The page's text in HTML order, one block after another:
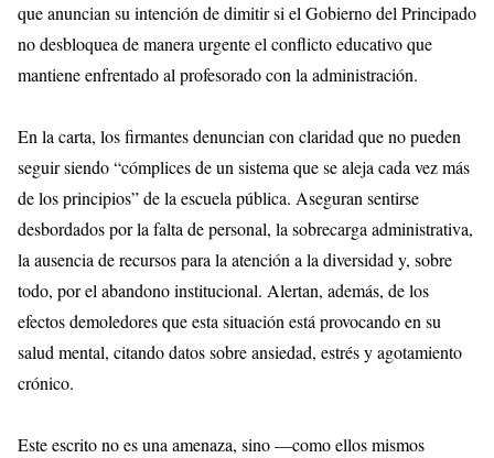
que anuncian su intención de dimitir si el Gobierno del Principado
no desbloquea de manera urgente el conflicto educativo que
mantiene enfrentado al profesorado con la administración.
En la carta, los firmantes denuncian con claridad que no pueden
seguir siendo “cómplices de un sistema que se aleja cada vez más
de los principios” de la escuela pública. Aseguran sentirse
desbordados por la falta de personal, la sobrecarga administrativa,
la ausencia de recursos para la atención a la diversidad y, sobre
todo, por el abandono institucional. Alertan, además, de los
efectos demoledores que esta situación está provocando en su
salud mental, citando datos sobre ansiedad, estrés y agotamiento
crónico.
Este escrito no es una amenaza, sino —como ellos mismos